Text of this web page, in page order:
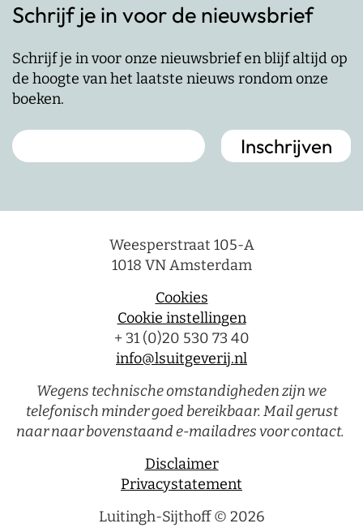
Schrijf je in voor de nieuwsbrief
Schrijf je in voor onze nieuwsbrief en blijf altijd op
de hoogte van het laatste nieuws rondom onze
boeken.
Weesperstraat 105-A
1018 VN Amsterdam
Cookies
Cookie instellingen
+ 31 (0)20 530 73 40
info@lsuitgeverij.nl
Wegens technische omstandigheden zijn we
telefonisch minder goed bereikbaar. Mail gerust
naar naar bovenstaand e-mailadres voor contact.
Disclaimer
Privacystatement
Luitingh-Sijthoff © 2026